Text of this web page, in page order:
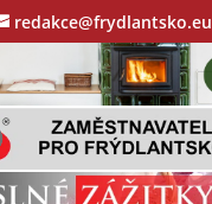
redakce@frydlantsko.eu